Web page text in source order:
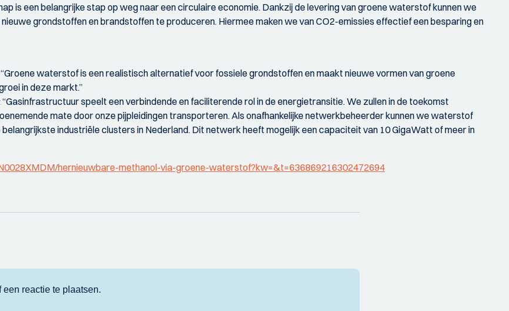
is een belangrijke stap op weg naar een circulaire economie. Dankzij de levering van groene waterstof kunnen we
grondstoffen en brandstoffen te produceren. Hiermee maken we van CO2-emissies effectief een besparing en
waterstof is een realistisch alternatief voor fossiele grondstoffen en maakt nieuwe vormen van groene
in deze markt.”
speelt een verbindende en faciliterende rol in de energietransitie. We zullen in de toekomst
mate door onze pijpleidingen transporteren. Als onafhankelijke netwerkbeheerder kunnen we waterstof
industriële clusters in Nederland. Dit netwerk heeft mogelijk een capaciteit van 10 GigaWatt of meer in
hernieuwbare-methanol-via-groene-waterstof?kw=&t=636869216302472694